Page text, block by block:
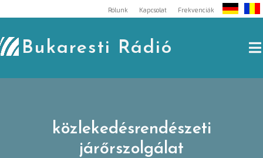
to
content
Rólunk Kapcsolat Frekvenciák
Bukaresti Rádió
közlekedésrendészeti
járőrszolgálat